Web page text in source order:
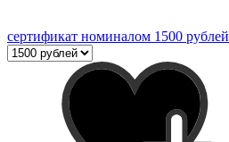
сертификат номиналом 1500 рублей